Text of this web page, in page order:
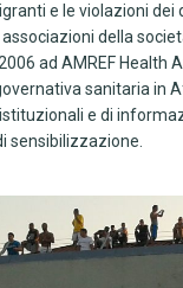
e le violazioni dei
della
ad AMREF Health
sanitaria in
e di
sensibilizzazione.